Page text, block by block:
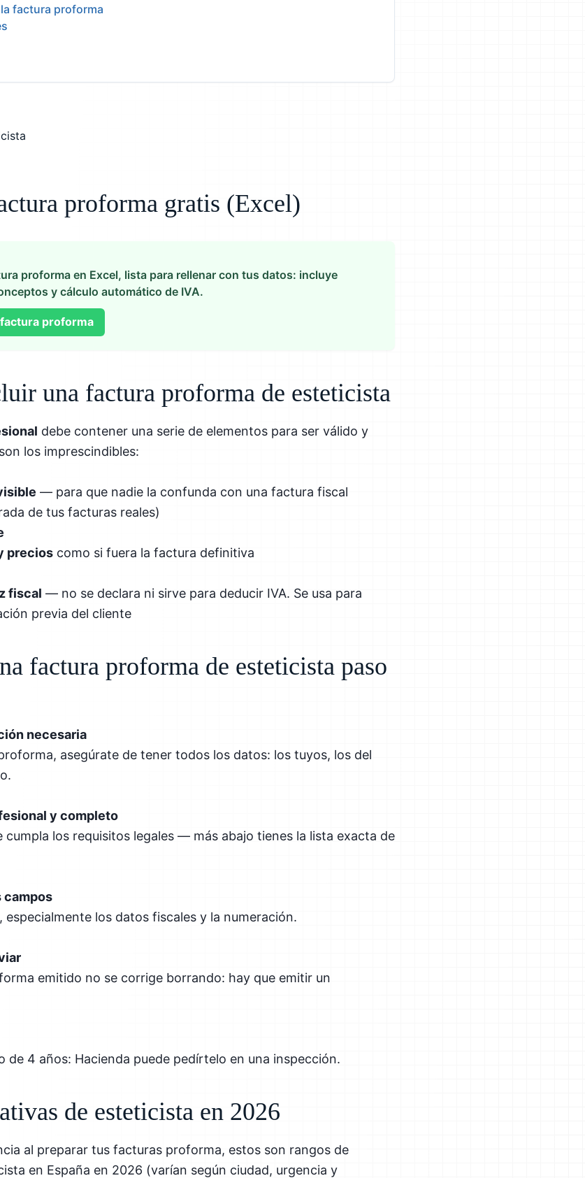
factura proforma
proforma gratis (Excel)
proforma en Excel, lista para rellenar con tus datos: incluye
y cálculo automático de IVA.
proforma
una factura proforma de esteticista
debe contener una serie de elementos para ser válido y
los imprescindibles:
— para que nadie la confunda con una factura fiscal
de tus facturas reales)
precios como si fuera la factura definitiva
fiscal — no se declara ni sirve para deducir IVA. Se usa para
previa del cliente
factura proforma de esteticista paso
necesaria
asegúrate de tener todos los datos: los tuyos, los del
y completo
cumpla los requisitos legales — más abajo tienes la lista exacta de
campos
especialmente los datos fiscales y la numeración.
emitido no se corrige borrando: hay que emitir un
de 4 años: Hacienda puede pedírtelo en una inspección.
de esteticista en 2026
al preparar tus facturas proforma, estos son rangos de
en España en 2026 (varían según ciudad, urgencia y